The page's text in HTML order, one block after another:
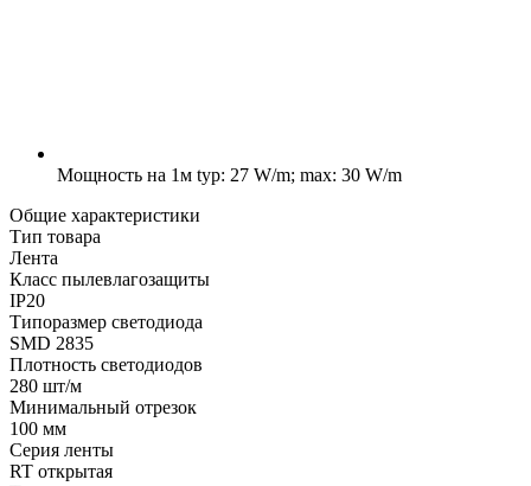
Мощность на 1м typ: 27 W/m; max: 30 W/m
Общие характеристики
Тип товара
Лента
Класс пылевлагозащиты
IP20
Типоразмер светодиода
SMD 2835
Плотность светодиодов
280 шт/м
Минимальный отрезок
100 мм
Серия ленты
RT открытая